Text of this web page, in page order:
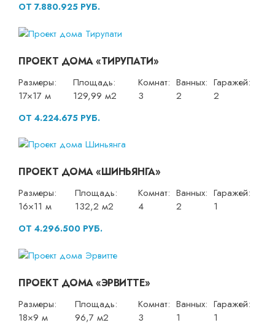
ОТ 7.880.925 РУБ.
ПРОЕКТ ДОМА «ТИРУПАТИ»
Размеры:
17×17 м
Площадь:
129,99 м2
Комнат:
3
Ванных:
2
Гаражей:
2
ОТ 4.224.675 РУБ.
ПРОЕКТ ДОМА «ШИНЬЯНГА»
Размеры:
16×11 м
Площадь:
132,2 м2
Комнат:
4
Ванных:
2
Гаражей:
1
ОТ 4.296.500 РУБ.
ПРОЕКТ ДОМА «ЭРВИТТЕ»
Размеры:
18×9 м
Площадь:
96,7 м2
Комнат:
3
Ванных:
1
Гаражей:
1